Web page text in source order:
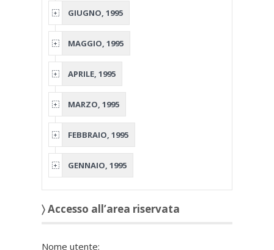
GIUGNO, 1995
MAGGIO, 1995
APRILE, 1995
MARZO, 1995
FEBBRAIO, 1995
GENNAIO, 1995
〉 Accesso all’area riservata
Nome utente: